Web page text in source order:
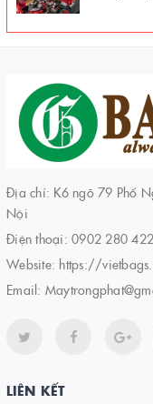
Địa chỉ: K6 ngõ 79 Phố
Nội
Điện thoại: 0902 280 422
Website: https://
Email:
LIÊN KẾT